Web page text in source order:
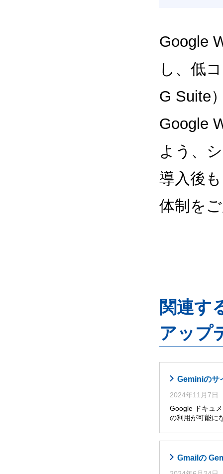
Google
し、低
G Suite
Google
よう、
導入後
体制を
関連す
アップ
Geminiのサ
2024年11月7日
Google ドキュ
の利用が可能に
Gmailの